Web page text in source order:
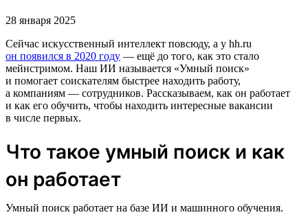
28 января 2025
Сейчас искусственный интеллект повсюду, а у hh.ru
он появился в 2020 году — ещё до того, как это стало
мейнстримом. Наш ИИ называется «Умный поиск»
и помогает соискателям быстрее находить работу,
а компаниям — сотрудников. Рассказываем, как он работает
и как его обучить, чтобы находить интересные вакансии
в числе первых.
Что такое умный поиск и как
он работает
Умный поиск работает на базе ИИ и машинного обучения.